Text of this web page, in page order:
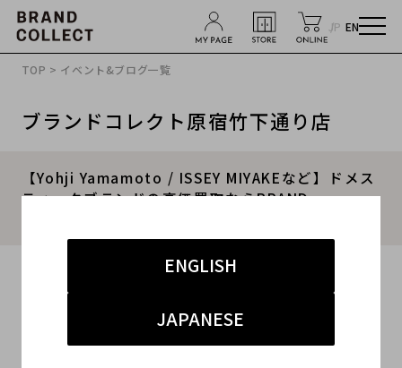
JP EN
ENGLISH
JAPANESE
TOP > イベント&ブログ一覧
ブランドコレクト原宿竹下通り店
【Yohji Yamamoto / ISSEY MIYAKEなど】ドメス
ティックブランドの高価買取ならBRAND
#竹下 ドメスティック